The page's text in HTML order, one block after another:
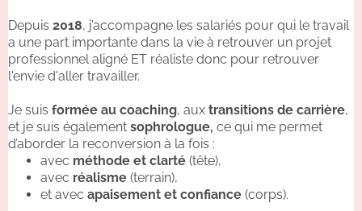
Depuis 2018, j’accompagne les salariés pour qui le travail
a une part importante dans la vie à retrouver un projet
professionnel aligné ET réaliste donc pour retrouver
l'envie d'aller travailler.
Je suis formée au coaching, aux transitions de carrière,
et je suis également sophrologue, ce qui me permet
d’aborder la reconversion à la fois :
avec méthode et clarté (tête),
avec réalisme (terrain),
et avec apaisement et confiance (corps).